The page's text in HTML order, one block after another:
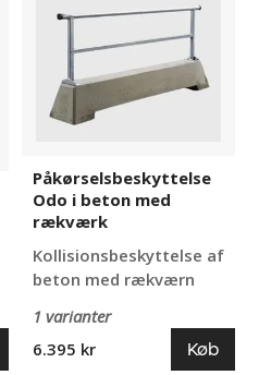
rækværk
Påkørselsbeskyttelse
Odo i beton med
rækværk
Kollisionsbeskyttelse af
beton med rækværn
1 varianter
6.395 kr
Køb